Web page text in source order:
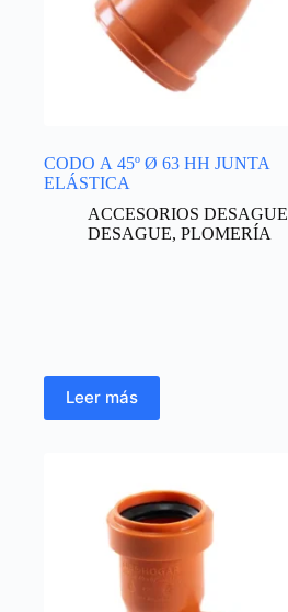
CODO A 45º Ø 63 HH JUNTA
ELÁSTICA
ACCESORIOS DESAGUE
DESAGUE, PLOMERÍA
Leer más